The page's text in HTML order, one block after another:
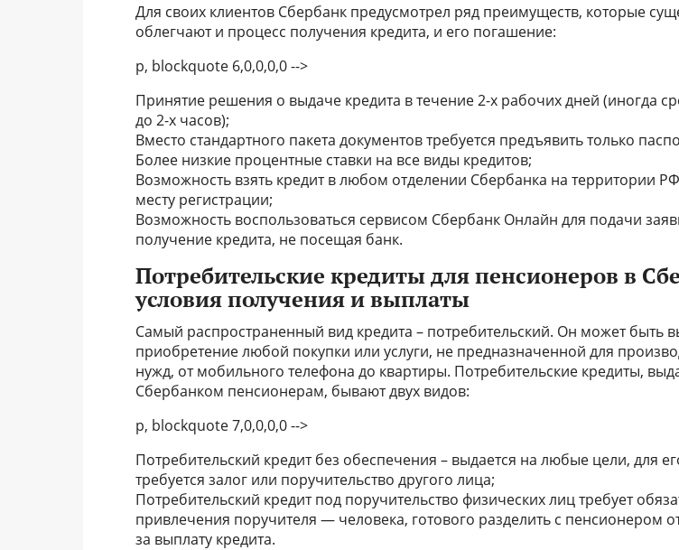
Для своих клиентов Сбербанк предусмотрел ряд преимуществ, которые
облегчают и процесс получения кредита, и его погашение:
p, blockquote 6,0,0,0,0 -->
Принятие решения о выдаче кредита в течение 2-х рабочих дней (иногда
до 2-х часов);
Вместо стандартного пакета документов требуется предъявить только
Более низкие процентные ставки на все виды кредитов;
Возможность взять кредит в любом отделении Сбербанка на территории
месту регистрации;
Возможность воспользоваться сервисом Сбербанк Онлайн для подачи
получение кредита, не посещая банк.
Потребительские кредиты для пенсионеров в
условия получения и выплаты
Самый распространенный вид кредита – потребительский. Он может быть
приобретение любой покупки или услуги, не предназначенной для
нужд, от мобильного телефона до квартиры. Потребительские кредиты,
Сбербанком пенсионерам, бывают двух видов:
p, blockquote 7,0,0,0,0 -->
Потребительский кредит без обеспечения – выдается на любые цели, для
требуется залог или поручительство другого лица;
Потребительский кредит под поручительство физических лиц требует
привлечения поручителя — человека, готового разделить с пенсионером
за выплату кредита.